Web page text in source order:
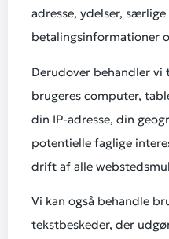
adresse, ydelser, særlige
betalingsinformationer
Derudover behandler vi
brugeres computer,
din IP-adresse, din
potentielle faglige
drift af alle
Vi kan også behandle
tekstbeskeder, der